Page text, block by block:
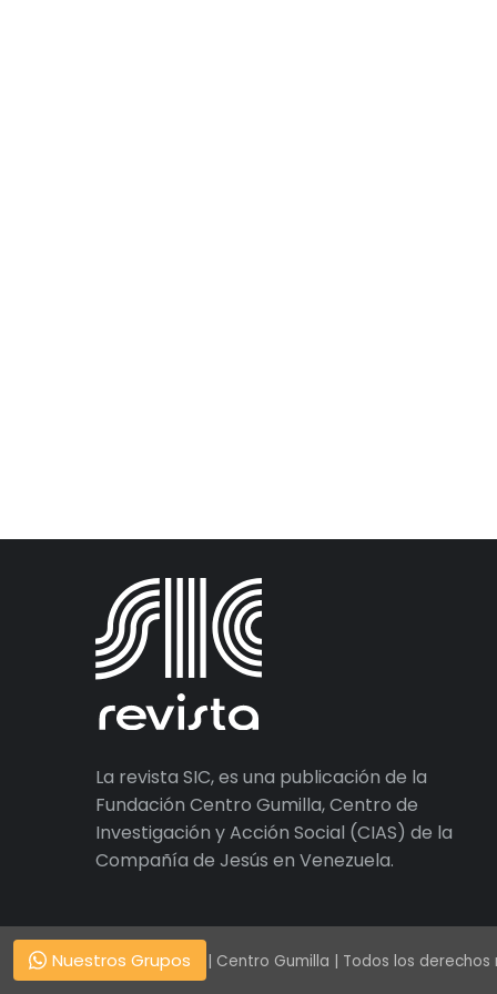
La revista SIC, es una publicación de la
Fundación Centro Gumilla, Centro de
Investigación y Acción Social (CIAS) de la
Compañía de Jesús en Venezuela.
© 1938 – 2026 | Centro Gumilla | Todos los derechos
Nuestros Grupos